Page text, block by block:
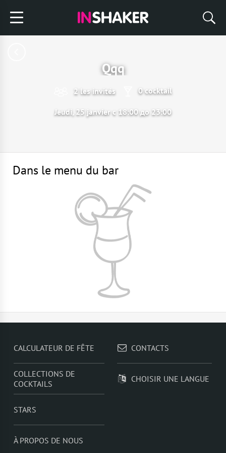
Qqq
2 les invités 0 cocktail
Jeudi, 25 janvier с 18:00 до 23:00
Dans le menu du bar
CALCULATEUR DE FÊTE
COLLECTIONS DE
COCKTAILS
STARS
À PROPOS DE NOUS
CONTACTS
CHOISIR UNE LANGUE